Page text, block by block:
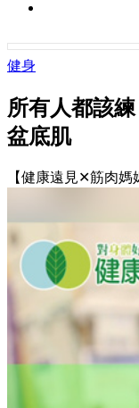
健身
所有人都該
盆底肌
【健康遠見✕筋肉媽